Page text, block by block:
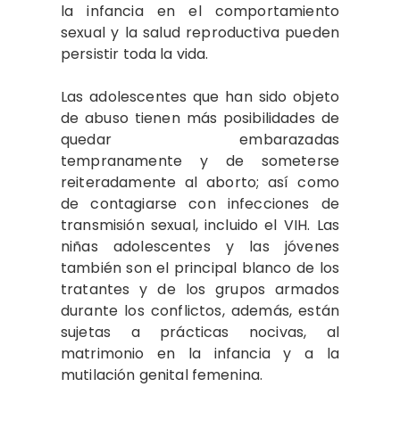
la infancia en el comportamiento
sexual y la salud reproductiva pueden
persistir toda la vida.
Las adolescentes que han sido objeto
de abuso tienen más posibilidades de
quedar embarazadas
tempranamente y de someterse
reiteradamente al aborto; así como
de contagiarse con infecciones de
transmisión sexual, incluido el VIH. Las
niñas adolescentes y las jóvenes
también son el principal blanco de los
tratantes y de los grupos armados
durante los conflictos, además, están
sujetas a prácticas nocivas, al
matrimonio en la infancia y a la
mutilación genital femenina.